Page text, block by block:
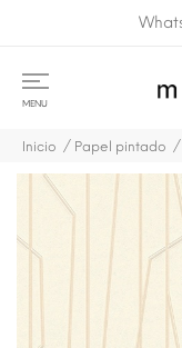
MENU
Inicio Papel pintado